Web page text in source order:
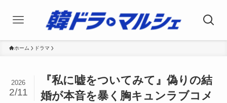
ホーム ドラマ
『私に嘘をついてみて』偽りの結
婚が本音を暴く胸キュンラブコメ
2026
2/11